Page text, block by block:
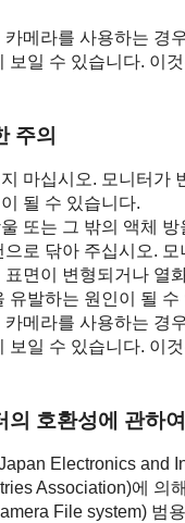
메라를 사용하는 경
보일 수 있습니다. 이
주의
마십시오. 모니터가
될 수 있습니다.
또는 그 밖의 액체 방
으로 닦아 주십시오. 모
표면이 변형되거나 열
유발하는 원인이 될 수
메라를 사용하는 경
보일 수 있습니다. 이
의 호환성에 관하여
Electronics and
Association)에 의
File system) 범